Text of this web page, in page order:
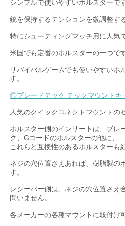
シンプルで使いやすいホルスターです
銃を保持するテンションを微調整す
特にシューティングマッチ用に人気で
米国でも定番のホルスターの一つです
サバイバルゲームでも使いやすいホ
す。
◎ブレードテック テックマウントキ
人気のクイックコネクトマウントの
ホルスター側のインサートは、ブレ
ク、Gコードのホルスターの他に、
これらと互換性のあるホルスターも
ネジの穴位置さえあれば、樹脂製の
す。
レシーバー側は、ネジの穴位置さえ
問いません。
各メーカーの各種マウントに取付け